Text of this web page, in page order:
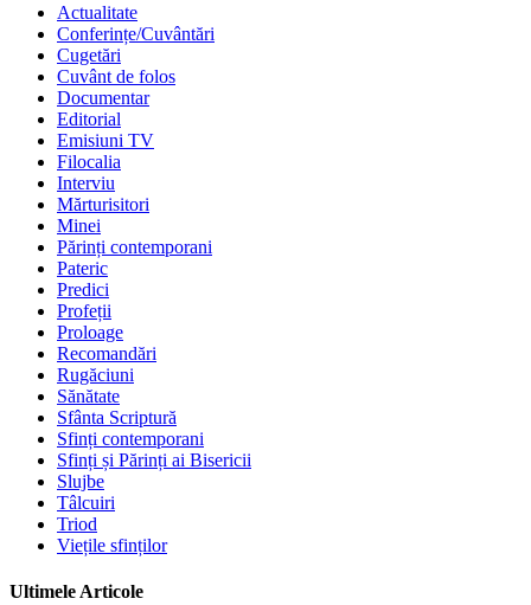
Actualitate
Conferințe/Cuvântări
Cugetări
Cuvânt de folos
Documentar
Editorial
Emisiuni TV
Filocalia
Interviu
Mărturisitori
Minei
Părinți contemporani
Pateric
Predici
Profeții
Proloage
Recomandări
Rugăciuni
Sănătate
Sfânta Scriptură
Sfinți contemporani
Sfinți și Părinți ai Bisericii
Slujbe
Tâlcuiri
Triod
Viețile sfinților
Ultimele Articole